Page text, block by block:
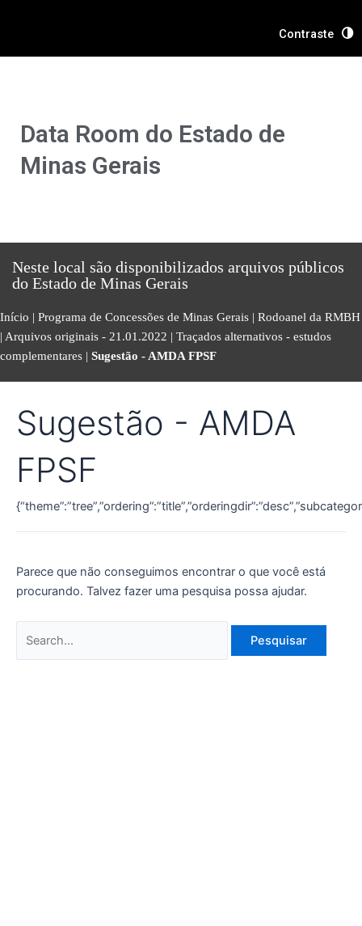
Contraste
Data Room do Estado de
Minas Gerais
Neste local são disponibilizados arquivos públicos
do Estado de Minas Gerais
Início | Programa de Concessões de Minas Gerais | Rodoanel da RMBH
| Arquivos originais - 21.01.2022 | Traçados alternativos - estudos
complementares | Sugestão - AMDA FPSF
Sugestão - AMDA
FPSF
Parece que não conseguimos encontrar o que você está
procurando. Talvez fazer uma pesquisa possa ajudar.